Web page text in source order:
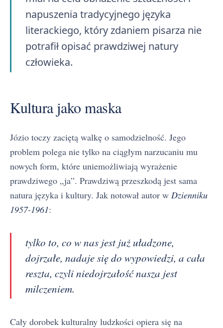
napuszenia tradycyjnego języka
literackiego, który zdaniem pisarza nie
potrafił opisać prawdziwej natury
człowieka.
Kultura jako maska
Józio toczy zaciętą walkę o samodzielność. Jego
problem polega nie tylko na ciągłym narzucaniu mu
nowych form, które uniemożliwiają wyrażenie
prawdziwego „ja”. Prawdziwą przeszkodą jest sama
natura języka i kultury. Jak notował autor w Dzienniku
1957-1961:
tylko to, co w nas jest już uładzone,
dojrzałe, nadaje się do wypowiedzi, a cała
reszta, czyli niedojrzałość nasza jest
milczeniem.
Cały dorobek kulturalny ludzkości opiera się na